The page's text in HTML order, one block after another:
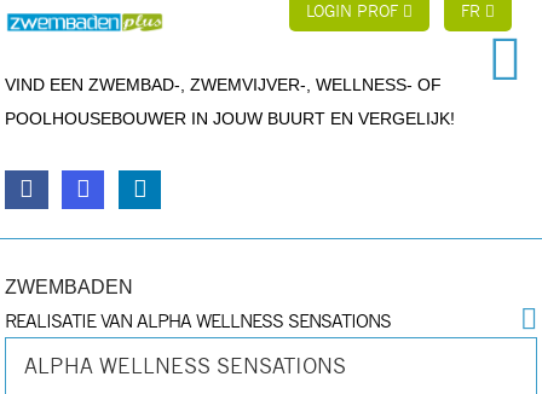
LOGIN PROF FR
VIND EEN ZWEMBAD-, ZWEMVIJVER-, WELLNESS- OF
POOLHOUSEBOUWER IN JOUW BUURT EN VERGELIJK!
ZWEMBADEN
REALISATIE VAN ALPHA WELLNESS SENSATIONS
ALPHA WELLNESS SENSATIONS